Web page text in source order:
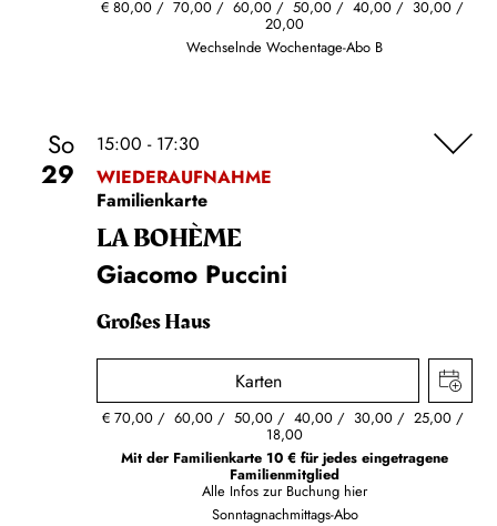
€80,00 70,00 60,00 50,00 40,00 30,00
20,00
Wechselnde Wochentage-Abo B
So
29
15:00 - 17:30
WIEDERAUFNAHME
Familienkarte
LA BOHÈME
Giacomo Puccini
Großes Haus
Karten
€ 70,00 60,00 50,00 40,00 30,00 25,00
18,00
Mit der Familienkarte 10 € für jedes eingetragene
Familienmitglied
Alle Infos zur Buchung hier
Sonntagnachmittags-Abo